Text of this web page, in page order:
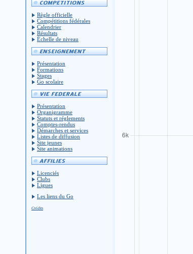
Règle officielle
Compétitions fédérales
Calendrier
Résultats
Échelle de niveau
Présentation
Formations
Stages
Go scolaire
Présentation
Organigramme
Statuts et réglements
Comptes-rendus
Démarches et services
Listes de diffusion
Site jeunes
Site animations
Licenciés
Clubs
Ligues
Les liens du Go
Crédits